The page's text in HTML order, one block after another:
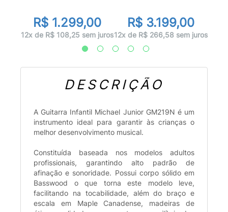
R$ 1.299,00
12x de R$ 108,25 sem juros
R$ 3.199,00
12x de R$ 266,58 sem juros12x
DESCRIÇÃO
A Guitarra Infantil Michael Junior GM219N é um
instrumento ideal para garantir às crianças o
melhor desenvolvimento musical.
Constituída baseada nos modelos adultos
profissionais, garantindo alto padrão de
afinação e sonoridade. Possui corpo sólido em
Basswood o que torna este modelo leve,
facilitando na tocabilidade, além do braço e
escala em Maple Canadense, madeiras de